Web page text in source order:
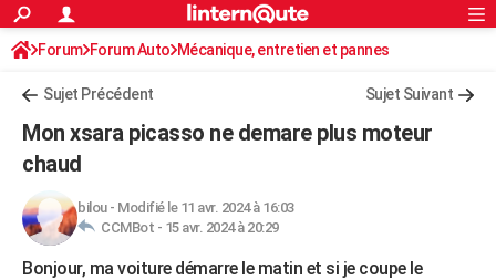
ACTUALITÉS
Politique
Société
Faits Divers
Education
Monde
Villes
+
Programme TV
Streaming
Cinéma
Sorties cinéma
Musique
FINANCE
Retraite
Impôts
Epargne
Immobilier
Risques naturels par ville
Banque
Assurance
Crédit
AUTO
Essais
Réserver un essai
Citadines
Berlines
SUV
Forum auto
HIGH-TECH
Rechercher
S'inscrire
Connexion
Forum Forum Auto Mécanique, entretien et pannes
Sujet Précédent Sujet Suivant
Mon xsara picasso ne demare plus moteur
chaud
bilou- Modifié le 11 avr. 2024 à 16:03
CCMBot - 15 avr. 2024 à 20:29
Bonjour, ma voiture démarre le matin et si je coupe le